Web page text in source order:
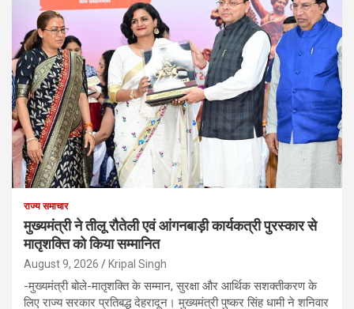
राज्य समाचार
मुख्यमंत्री ने तीलू रौतेली एवं आंगनबाड़ी कार्यकत्री पुरस्कार से
मातृशक्ति को किया सम्मानित
August 9, 2026 Kripal Singh
-मुख्यमंत्री बोले-मातृशक्ति के सम्मान, सुरक्षा और आर्थिक सशक्तीकरण के
लिए राज्य सरकार प्रतिबद्ध देहरादून। मुख्यमंत्री पुष्कर सिंह धामी ने शनिवार